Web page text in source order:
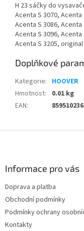
H 23 sáčky do
Acenta S 3070, Acenta
Acenta S 3086, Acenta
Acenta S 3096, Acenta
Acenta S 3205, original
Doplňkové
Kategorie: HOOVER
Hmotnost:
0.01 kg
EAN:
Informace pro vás
Doprava a platba
Obchodní podmínky
Podmínky ochrany
Kontakty